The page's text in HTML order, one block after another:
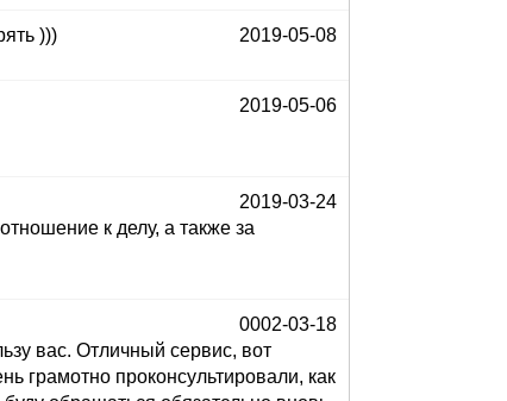
2019-05-08
)))
2019-05-06
2019-03-24
к делу, а также за
0002-03-18
вас. Отличный сервис, вот
грамотно проконсультировали, как